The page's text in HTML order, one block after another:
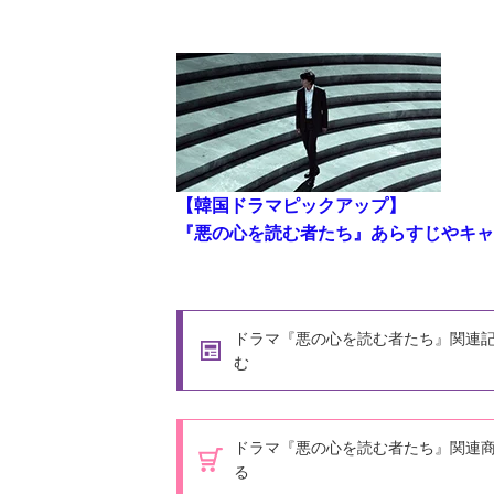
【韓国ドラマピックアップ】
『悪の心を読む者たち』あらすじやキ
ドラマ『悪の心を読む者たち』関連
む
ドラマ『悪の心を読む者たち』関連
る